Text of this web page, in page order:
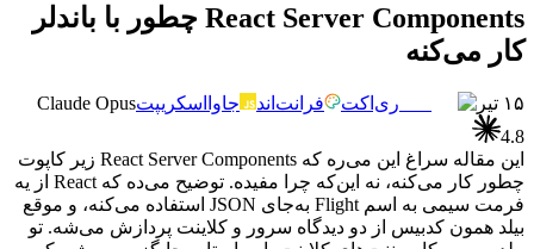
‏React Server Components چطور با باندلر
کار می‌کنه
۱۵ تیر ری‌اکت فرانت‌اند جاوااسکریپتClaude Opus
4.8
این مقاله سراغ این می‌ره که React Server Components زیر کاپوت
چطور کار می‌کنه، نه این‌که چرا مفیده. توضیح می‌ده که React از یه
فرمت سیمی به اسم Flight به‌جای JSON استفاده می‌کنه، و موقع
بیلد همون کدبیس از دو دیدگاه سرور و کلاینت پردازش می‌شه. تو